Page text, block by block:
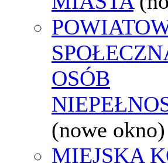
OSÓB
(nowe okno)
MIEJSKA